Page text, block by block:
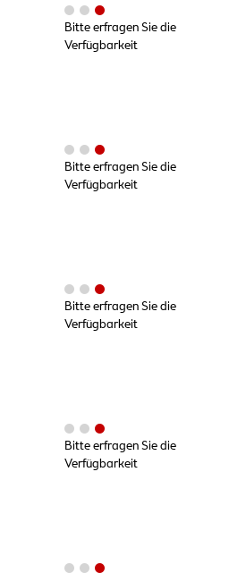
Bitte erfragen Sie die
Verfügbarkeit
Bitte erfragen Sie die
Verfügbarkeit
Bitte erfragen Sie die
Verfügbarkeit
Bitte erfragen Sie die
Verfügbarkeit